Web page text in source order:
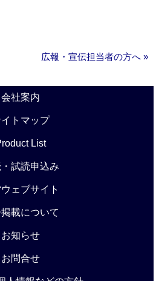
広報・宣伝担当者の方へ »
会社案内
トマップ
List
試読申込み
ェブサイト
載について
お知らせ
お問合せ